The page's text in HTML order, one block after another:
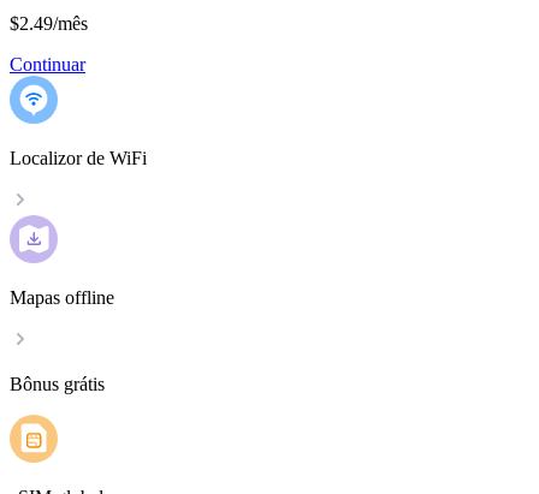
$2.49/mês
Continuar
Localizor de WiFi
Mapas offline
Bônus grátis